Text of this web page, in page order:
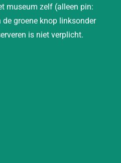
museum zelf (alleen pin:
groene knop linksonder
is niet verplicht.